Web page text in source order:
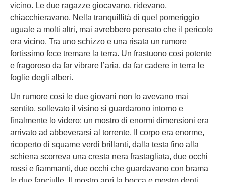
vicino. Le due ragazze giocavano, ridevano,
chiacchieravano. Nella tranquillità di quel pomeriggio
uguale a molti altri, mai avrebbero pensato che il pericolo
era vicino. Tra uno schizzo e una risata un rumore
fortissimo fece tremare la terra. Un frastuono così potente
e fragoroso da far vibrare l’aria, da far cadere in terra le
foglie degli alberi.
Un rumore così le due giovani non lo avevano mai
sentito, sollevato il visino si guardarono intorno e
finalmente lo videro: un mostro di enormi dimensioni era
arrivato ad abbeverarsi al torrente. Il corpo era enorme,
ricoperto di squame verdi brillanti, dalla testa fino alla
schiena scorreva una cresta nera frastagliata, due occhi
rossi e fiammanti, due occhi che guardavano con brama